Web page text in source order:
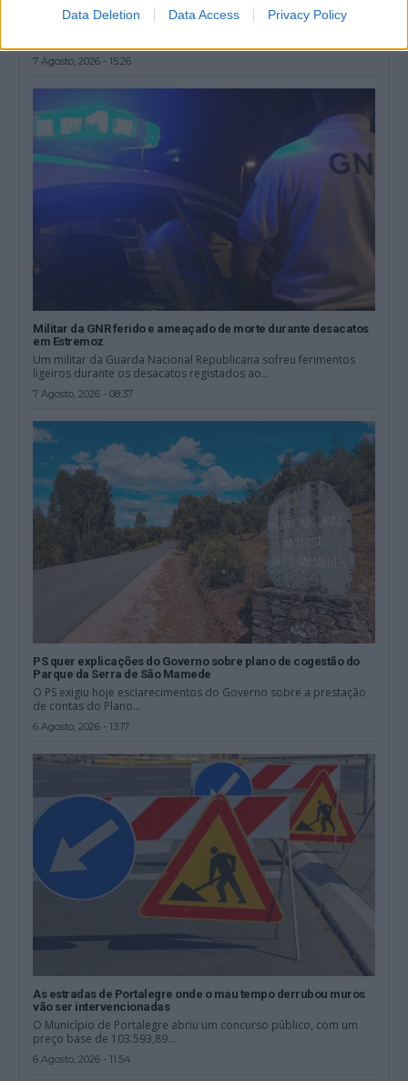
Data Deletion Data Access Privacy Policy
PSP detém dois homens em Elvas por posse de armas proibidas
O Comando Distrital da PSP de Portalegre deteve dois homens,
7 Agosto, 2026 - 15:26
Militar da GNR ferido e ameaçado de morte durante desacatos
em Estremoz
Um militar da Guarda Nacional Republicana sofreu ferimentos
ligeiros durante os desacatos registados ao...
7 Agosto, 2026 - 08:37
PS quer explicações do Governo sobre plano de cogestão do
Parque da Serra de São Mamede
O PS exigiu hoje esclarecimentos do Governo sobre a prestação
de contas do Plano...
6 Agosto, 2026 - 13:17
As estradas de Portalegre onde o mau tempo derrubou muros
vão ser intervencionadas
O Município de Portalegre abriu um concurso público, com um
preço base de 103.593,89...
6 Agosto, 2026 - 11:54